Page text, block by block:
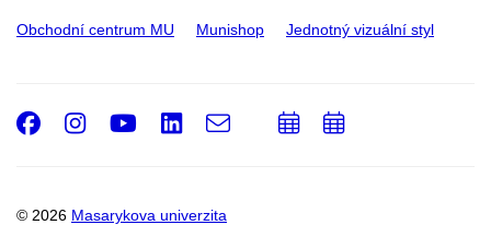
Obchodní centrum MU Munishop Jednotný vizuální styl
© 2026 Masarykova univerzita
Facebook
Instagram
Youtube
LinkedIn
e-
PřidatPřidat